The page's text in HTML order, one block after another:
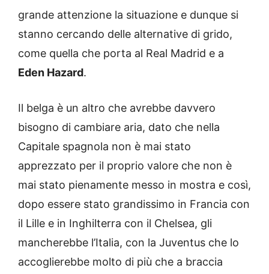
grande attenzione la situazione e dunque si
stanno cercando delle alternative di grido,
come quella che porta al Real Madrid e a
Eden Hazard.
Il belga è un altro che avrebbe davvero
bisogno di cambiare aria, dato che nella
Capitale spagnola non è mai stato
apprezzato per il proprio valore che non è
mai stato pienamente messo in mostra e così,
dopo essere stato grandissimo in Francia con
il Lille e in Inghilterra con il Chelsea, gli
mancherebbe l’Italia, con la Juventus che lo
accoglierebbe molto di più che a braccia